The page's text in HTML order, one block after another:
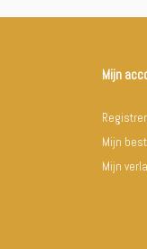
Mijn
Mijn
Mijn